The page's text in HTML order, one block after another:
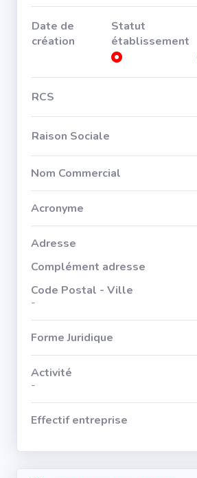
Date de
création
Statut
établissement
RCS
Raison Sociale
Nom Commercial
Acronyme
Adresse
Complément adresse
Code Postal - Ville
-
Forme Juridique
Activité
-
Effectif entreprise